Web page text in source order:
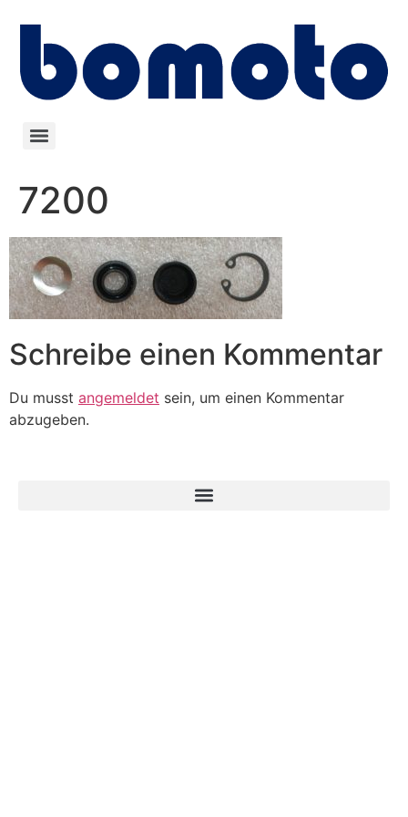
7200
Schreibe einen Kommentar
Du musst angemeldet sein, um einen Kommentar
abzugeben.